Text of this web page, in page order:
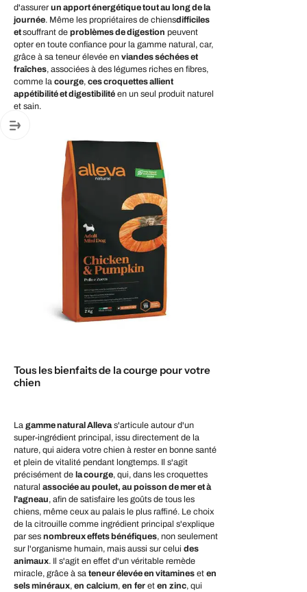
d'assurer un apport énergétique tout au long de la
journée. Même les propriétaires de chiensdifficiles
etsouffrant de problèmes de digestion peuvent
opter en toute confiance pour la gamme natural, car,
grâce à sa teneur élevée en viandes séchées et
fraîches, associées à des légumes riches en fibres,
comme la courge, ces croquettes allient
appétibilité et digestibilité en un seul produit naturel
et sain.
Tous les bienfaits de la courge pour votre
chien
La gamme natural Alleva s'articule autour d'un
super-ingrédient principal, issu directement de la
nature, qui aidera votre chien à rester en bonne santé
et plein de vitalité pendant longtemps. Il s'agit
précisément de la courge, qui, dans les croquettes
natural associée au poulet, au poisson de mer et à
l'agneau, afin de satisfaire les goûts de tous les
chiens, même ceux au palais le plus raffiné. Le choix
de la citrouille comme ingrédient principal s'explique
par ses nombreux effets bénéfiques, non seulement
sur l'organisme humain, mais aussi sur celui des
animaux. Il s'agit en effet d'un véritable remède
miracle, grâce à sa teneur élevée en vitamines et en
sels minéraux, en calcium, en fer et en zinc, qui